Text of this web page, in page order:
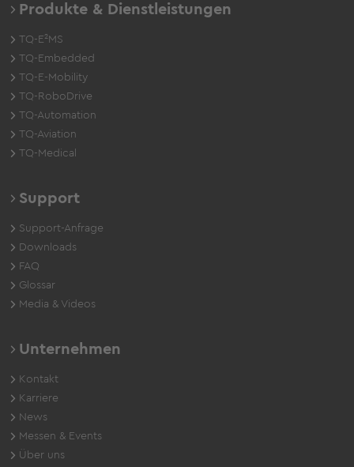
Produkte & Dienstleistungen
TQ-E²MS
TQ-Embedded
TQ-E-Mobility
TQ-RoboDrive
TQ-Automation
TQ-Aviation
TQ-Medical
Support
Support-Anfrage
Downloads
FAQ
Glossar
Media & Videos
Unternehmen
Kontakt
Karriere
News
Messen & Events
Über uns